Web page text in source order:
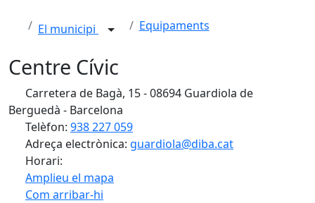
El municipi Equipaments
Centre Cívic
Carretera de Bagà, 15 - 08694 Guardiola de
Berguedà - Barcelona
Telèfon: 938 227 059
Adreça electrònica: guardiola@diba.cat
Horari:
Amplieu el mapa
Com arribar-hi